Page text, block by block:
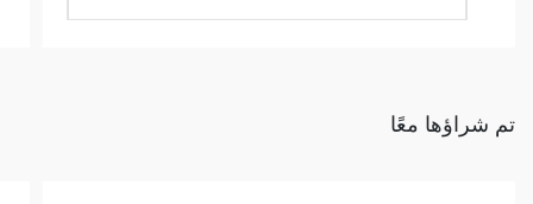
تم شراؤها معًا